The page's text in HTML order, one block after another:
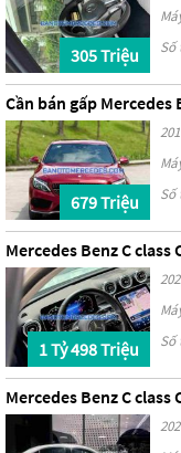
305 Triệu
Số
Cần bán gấp Mercedes
679 Triệu
Số
Mercedes Benz C class
1 Tỷ 498 Triệu
Số
Mercedes Benz C class